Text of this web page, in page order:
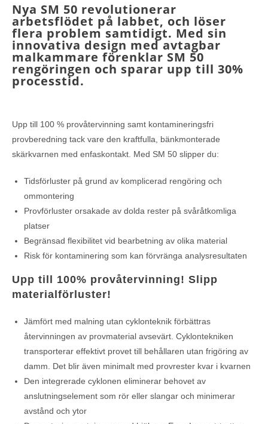
Nya SM 50 revolutionerar
arbetsflödet på labbet, och löser
flera problem samtidigt. Med sin
innovativa design med avtagbar
malkammare förenklar SM 50
rengöringen och sparar upp till 30%
processtid.
Upp till 100 % provåtervinning samt kontamineringsfri
provberedning tack vare den kraftfulla, bänkmonterade
skärkvarnen med enfaskontakt. Med SM 50 slipper du:
Tidsförluster på grund av komplicerad rengöring och
ommontering
Provförluster orsakade av dolda rester på svåråtkomliga
platser
Begränsad flexibilitet vid bearbetning av olika material
Risk för kontaminering som kan förvränga analysresultaten
Upp till 100% provåtervinning! Slipp
materialförluster!
Jämfört med malning utan cyklonteknik förbättras
återvinningen av provmaterial avsevärt. Cyklontekniken
transporterar effektivt provet till behållaren utan frigöring av
damm. Det blir även minimalt med provrester kvar i kvarnen
Den integrerade cyklonen eliminerar behovet av
anslutningselement som rör eller slangar och minimerar
avstånd och ytor